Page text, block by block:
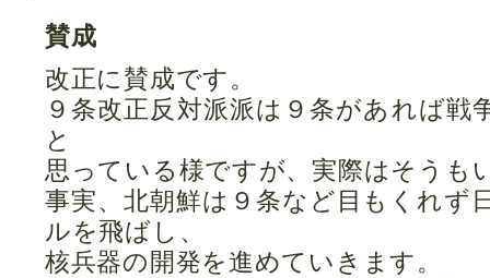
賛成
改正に賛成です。
９条改正反対派派は９条があれば戦
と
思っている様ですが、実際はそうも
事実、北朝鮮は９条など目もくれず
ルを飛ばし、
核兵器の開発を進めていきます。